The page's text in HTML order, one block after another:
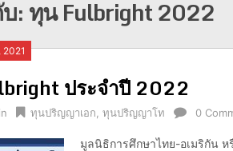
:ทุน Fulbright 2022
2021
ประจำปี 2022
ทุนปริญญาเอก ทุนปริญญาโท 0
มูลนิธิการศึกษาไทย-อเมริกัน